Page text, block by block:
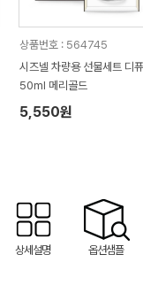
상품번호 : 564745
시즈넬 차량용 선물세트 디
50ml 메리골드
5,550원
상세설명 옵션샘플